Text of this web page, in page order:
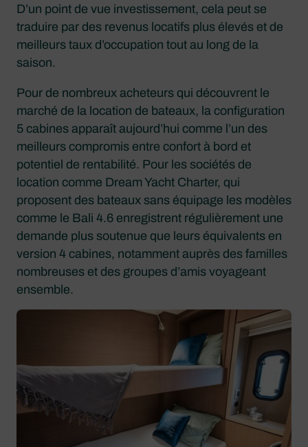
D’un point de vue investissement, cela peut se
traduire par des revenus locatifs plus élevés et de
meilleurs taux d’occupation tout au long de la
saison.
Pour de nombreux acheteurs qui découvrent le
marché de la location de bateaux, la configuration
5 cabines apparaît aujourd’hui comme l’un des
meilleurs compromis entre confort à bord et
potentiel de rentabilité. Pour les sociétés de
location comme Dream Yacht Charter, qui
proposent des bateaux sans équipage les modèles
comme le Bali 4.6 enregistrent régulièrement une
demande plus soutenue que leurs équivalents en
version 4 cabines, notamment auprès des familles
nombreuses et des groupes d’amis voyageant
ensemble.